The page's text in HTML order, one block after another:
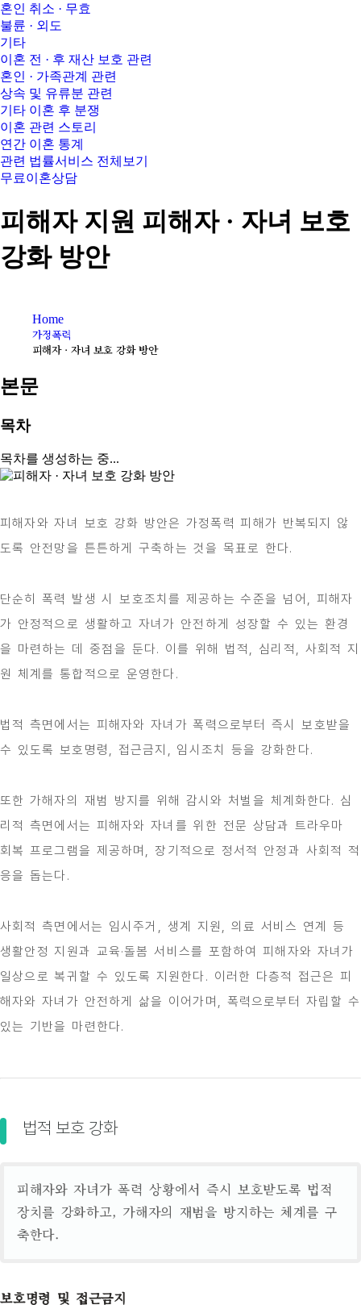
혼인 취소 · 무효
불륜 · 외도
기타
이혼 전 · 후 재산 보호 관련
혼인 · 가족관계 관련
상속 및 유류분 관련
기타 이혼 후 분쟁
이혼 관련 스토리
연간 이혼 통계
관련 법률서비스 전체보기
무료이혼상담
피해자 지원 피해자 · 자녀 보호
강화 방안
Home
가정폭력
피해자 · 자녀 보호 강화 방안
본문
목차
목차를 생성하는 중...
피해자와 자녀 보호 강화 방안은 가정폭력 피해가 반복되지 않
도록 안전망을 튼튼하게 구축하는 것을 목표로 한다.
단순히 폭력 발생 시 보호조치를 제공하는 수준을 넘어, 피해자
가 안정적으로 생활하고 자녀가 안전하게 성장할 수 있는 환경
을 마련하는 데 중점을 둔다. 이를 위해 법적, 심리적, 사회적 지
원 체계를 통합적으로 운영한다.
법적 측면에서는 피해자와 자녀가 폭력으로부터 즉시 보호받을
수 있도록 보호명령, 접근금지, 임시조치 등을 강화한다.
또한 가해자의 재범 방지를 위해 감시와 처벌을 체계화한다. 심
리적 측면에서는 피해자와 자녀를 위한 전문 상담과 트라우마
회복 프로그램을 제공하며, 장기적으로 정서적 안정과 사회적 적
응을 돕는다.
사회적 측면에서는 임시주거, 생계 지원, 의료 서비스 연계 등
생활안정 지원과 교육·돌봄 서비스를 포함하여 피해자와 자녀가
일상으로 복귀할 수 있도록 지원한다. 이러한 다층적 접근은 피
해자와 자녀가 안전하게 삶을 이어가며, 폭력으로부터 자립할 수
있는 기반을 마련한다.
법적 보호 강화
피해자와 자녀가 폭력 상황에서 즉시 보호받도록 법적
장치를 강화하고, 가해자의 재범을 방지하는 체계를 구
축한다.
보호명령 및 접근금지